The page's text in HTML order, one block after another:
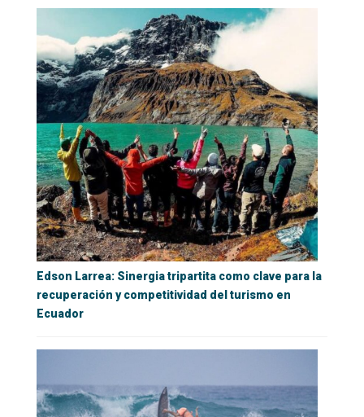
Edson Larrea: Sinergia tripartita como clave para la
recuperación y competitividad del turismo en
Ecuador